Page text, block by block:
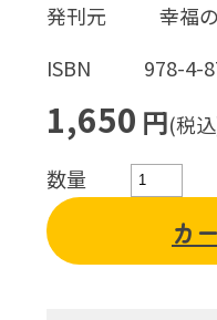
発刊元
幸福
ISBN
978-4-
1,650 円(税
数量
カ